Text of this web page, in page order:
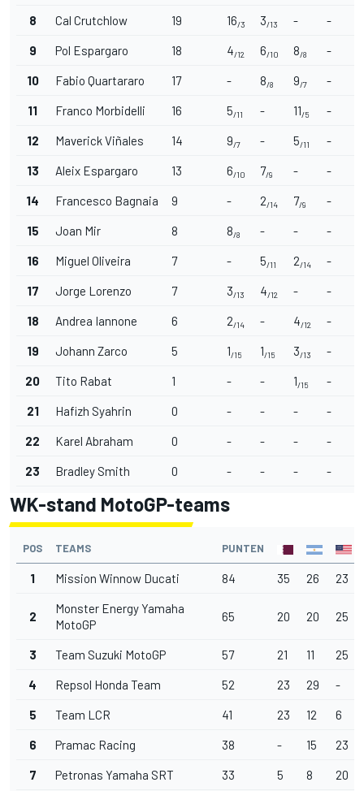
8 Cal Crutchlow 19 16/3 3/13 - -
9 Pol Espargaro 18 4/12 6/10 8/8 -
10 Fabio Quartararo 17 - 8/8 9/7 -
11 Franco Morbidelli 16 5/11 - 11/5 -
12 Maverick Viñales 14 9/7 - 5/11 -
13 Aleix Espargaro 13 6/10 7/9 - -
14 Francesco Bagnaia 9 - 2/14 7/9 -
15 Joan Mir 8 8/8 - - -
16 Miguel Oliveira 7 - 5/11 2/14 -
17 Jorge Lorenzo 7 3/13 4/12 - -
18 Andrea Iannone 6 2/14 - 4/12 -
19 Johann Zarco 5 1/15 1/15 3/13 -
20 Tito Rabat 1 - - 1/15 -
21 Hafizh Syahrin 0 - - - -
22 Karel Abraham 0 - - - -
23 Bradley Smith 0 - - - -
WK-stand MotoGP-teams
POS TEAMS PUNTEN
1 Mission Winnow Ducati 84 35 26 23
2
Monster Energy Yamaha
MotoGP
65 20 20 25
3 Team Suzuki MotoGP 57 21 11 25
4 Repsol Honda Team 52 23 29 -
5 Team LCR 41 23 12 6
6 Pramac Racing 38 - 15 23
7 Petronas Yamaha SRT 33 5 8 20